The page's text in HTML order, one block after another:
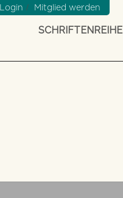
SCHRIFTENREIHE
Login / Mitglied werden